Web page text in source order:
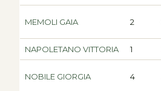
MEMOLI GAIA 2
NAPOLETANO VITTORIA 1
NOBILE GIORGIA 4